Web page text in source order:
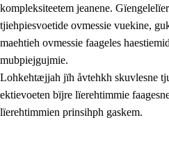
kompleksiteetem jeanene.
tjiehpiesvoetide ovmessie vuekine,
maehtieh ovmessie faageles
mubpiejgujmie.
Lohkehtæjjah jïh åvtehkh skuvlesne
ektievoeten bïjre lïerehtimmie
lïerehtimmien prinsihph gaskem.